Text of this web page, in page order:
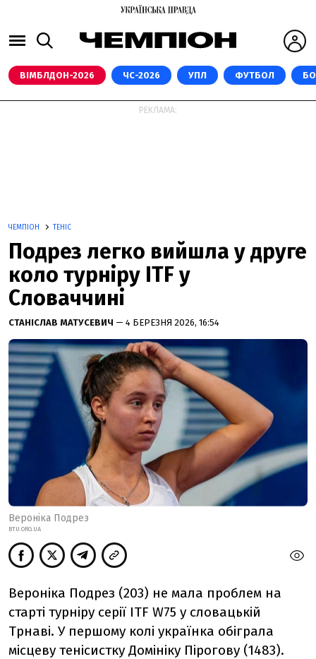
ВІМБЛДОН-2026 ЧС-2026 УПЛ ФУТБОЛ
РЕКЛАМА:
ЧЕМПІОН ТЕНІС
Подрез легко вийшла у друге
коло турніру ITF у
Словаччині
СТАНІСЛАВ МАТУСЕВИЧ — 4 БЕРЕЗНЯ 2026, 16:54
Вероніка Подрез
BTU.ORG.UA
Вероніка Подрез (203) не мала проблем на
старті турніру серії ITF W75 у словацькій
Трнаві. У першому колі українка обіграла
місцеву тенісистку Домініку Пірогову (1483).